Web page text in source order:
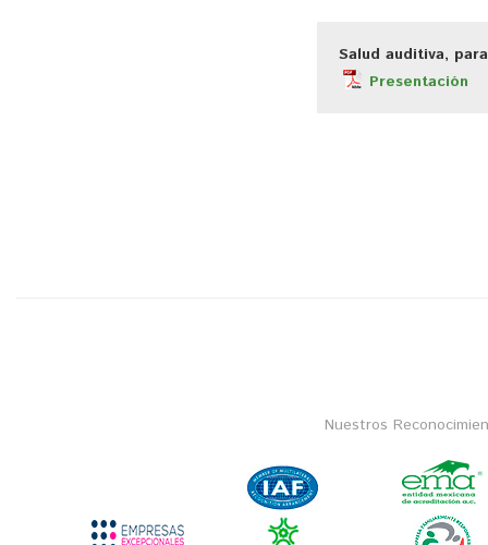
Salud auditiva,
Presentación
Nuestros